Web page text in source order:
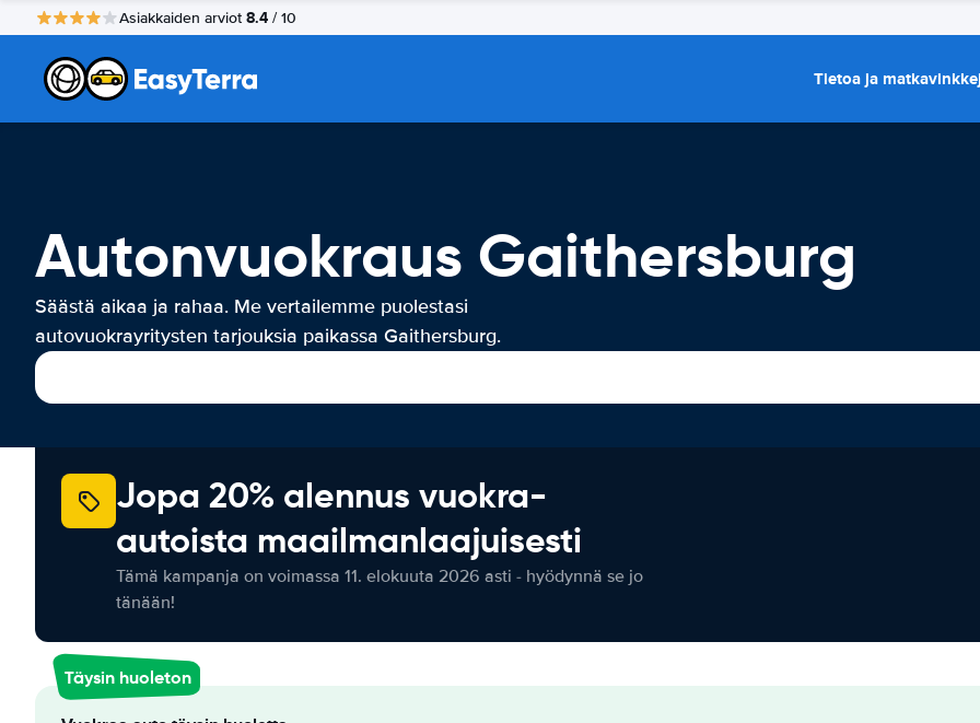
Asiakkaiden arviot 8.4 / 10
Tietoa ja
Autonvuokraus Gaithersburg
Säästä aikaa ja rahaa. Me vertailemme puolestasi
autovuokrayritysten tarjouksia paikassa Gaithersburg.
Jopa 20% alennus vuokra-
autoista maailmanlaajuisesti
Tämä kampanja on voimassa 11. elokuuta 2026 asti - hyödynnä se jo
tänään!
Täysin huoleton